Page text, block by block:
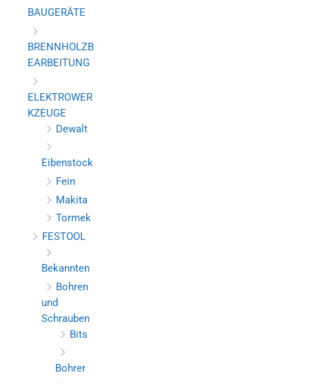
BAUGERÄTE
BRENNHOLZB
EARBEITUNG
ELEKTROWER
KZEUGE
Dewalt
Eibenstock
Fein
Makita
Tormek
FESTOOL
Bekannten
Bohren
und
Schrauben
Bits
Bohrer